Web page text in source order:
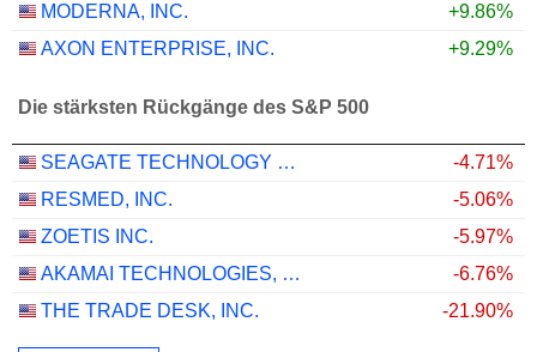
MODERNA, INC.
+9.86%
AXON ENTERPRISE, INC.
+9.29%
Die stärksten Rückgänge des S&P 500
SEAGATE TECHNOLOGY HOLDINGS PLC
-4.71%
RESMED, INC.
-5.06%
ZOETIS INC.
-5.97%
AKAMAI TECHNOLOGIES, INC.
-6.76%
THE TRADE DESK, INC.
-21.90%